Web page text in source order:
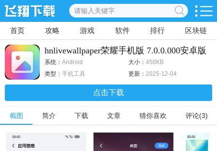
首页 攻略 游戏 软件 排行 区块链
hnlivewallpaper荣耀手机版 7.0.0.000安卓版
系统： Android 大小： 458KB
类型： 手机工具 更新： 2025-12-04
点击下载
截图 简介 下载 文章 猜你喜欢 评论(3)